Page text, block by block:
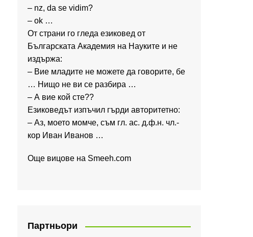
– nz, da se vidim?
– ok …
От страни го гледа езиковед от
Българската Академия на Науките и не
издържа:
– Вие младите не можете да говорите, бе
… Нищо не ви се разбира …
– А вие кой сте??
Езиковедът изпъчил гърди авторитетно:
– Аз, моето момче, съм гл. ас. д.ф.н. чл.-
кор Иван Иванов …
Още вицове на Smeeh.com
Партньори